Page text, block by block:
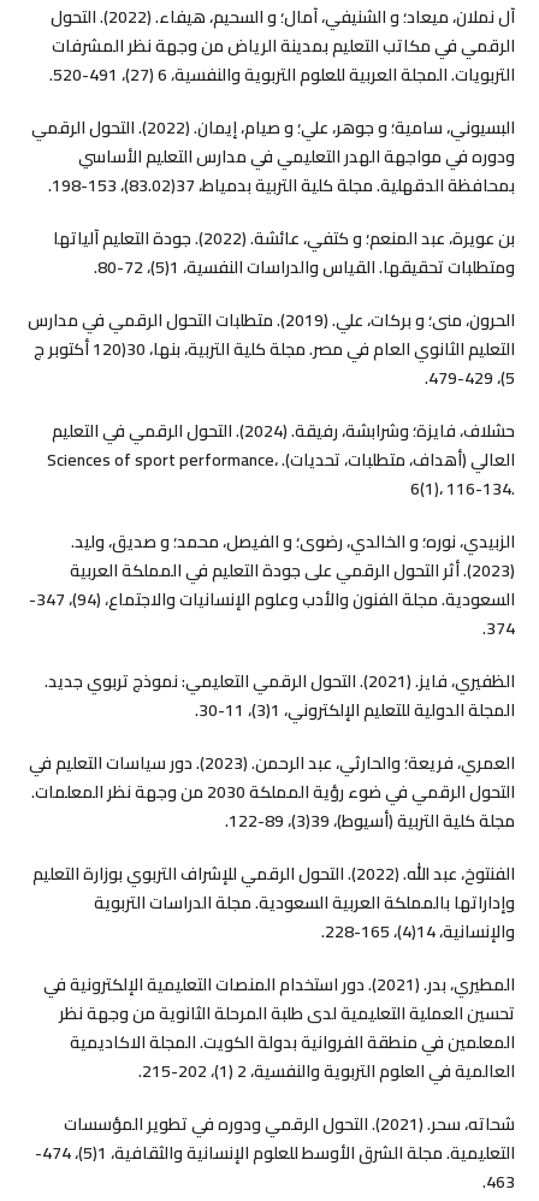
آل نملان، ميعاد؛ و الشنيفي، آمال؛ و السحيم، هيفاء. (2022). التحول
الرقمي في مكاتب التعليم بمدينة الرياض من وجهة نظر المشرفات
التربويات. المجلة العربية للعلوم التربوية والنفسية، 6 (27)، 491-520.
البسيوني، سامية؛ و جوهر، علي؛ و صيام، إيمان. (2022). التحول الرقمي
ودوره في مواجهة الهدر التعليمي في مدارس التعليم الأساسي
بمحافظة الدقهلية. مجلة کلية التربية بدمياط، 37(83.02)، 153-198.‎
بن عويرة، عبد المنعم؛ و كتفي، عائشة. (2022). جودة التعليم آلياتها
ومتطلبات تحقيقها. القياس والدراسات النفسية، 1(5)، 72-80.‎
الحرون، منى؛ و برکات، علي. (2019). متطلبات التحول الرقمي في مدارس
التعليم الثانوي العام في مصر. مجلة کلية التربية، بنها، 30(120 أکتوبر ج
5)، 429-479.‎
حشلاف، فايزة؛ وشرابشة، رفيقة. (2024). التحول الرقمي في التعليم
العالي (أهداف، متطلبات، تحديات). Sciences of sport performance،
6(1)، 116-134.‎
الزبيدي، نوره؛ و الخالدي، رضوى؛ و الفيصل، محمد؛ و صديق، وليد.
(2023). أثر التحول الرقمي على جودة التعليم في المملكة العربية
السعودية. مجلة الفنون والأدب وعلوم الإنسانيات والاجتماع، (94)، 347-
374.‎
الظفيري، فايز. (2021). التحول الرقمي التعليمي: نموذج تربوي جديد.
المجلة الدولية للتعليم الإلکتروني، 1(3)، 11-30.‎
العمري، فريعة؛ والحارثي، عبد الرحمن. (2023). دور سياسات التعليم في
التحول الرقمي في ضوء رؤية المملكة 2030 من وجهة نظر المعلمات.
مجلة کلية التربية (أسيوط)، 39(3)، 89-122.‎
الفنتوخ، عبد الله. (2022). التحول الرقمي للإشراف التربوي بوزارة التعليم
وإداراتها بالمملكة العربية السعودية. مجلة الدراسات التربوية
والإنسانية، 14(4)، 165-228.‎
المطيري، بدر. (2021). دور استخدام المنصات التعليمية الإلكترونية في
تحسين العملية التعليمية لدى طلبة‏ المرحلة الثانوية من وجهة نظر
المعلمين في منطقة الفروانية بدولة الكويت. المجلة الاكاديمية
العالمية في العلوم التربوية والنفسية، 2 (1)، 202-215.‎
شحاته، سحر. (2021). التحول الرقمي ودوره في تطوير المؤسسات
التعليمية. مجلة الشرق الأوسط للعلوم الإنسانية والثقافية، 1(5)، 474-
463.‎